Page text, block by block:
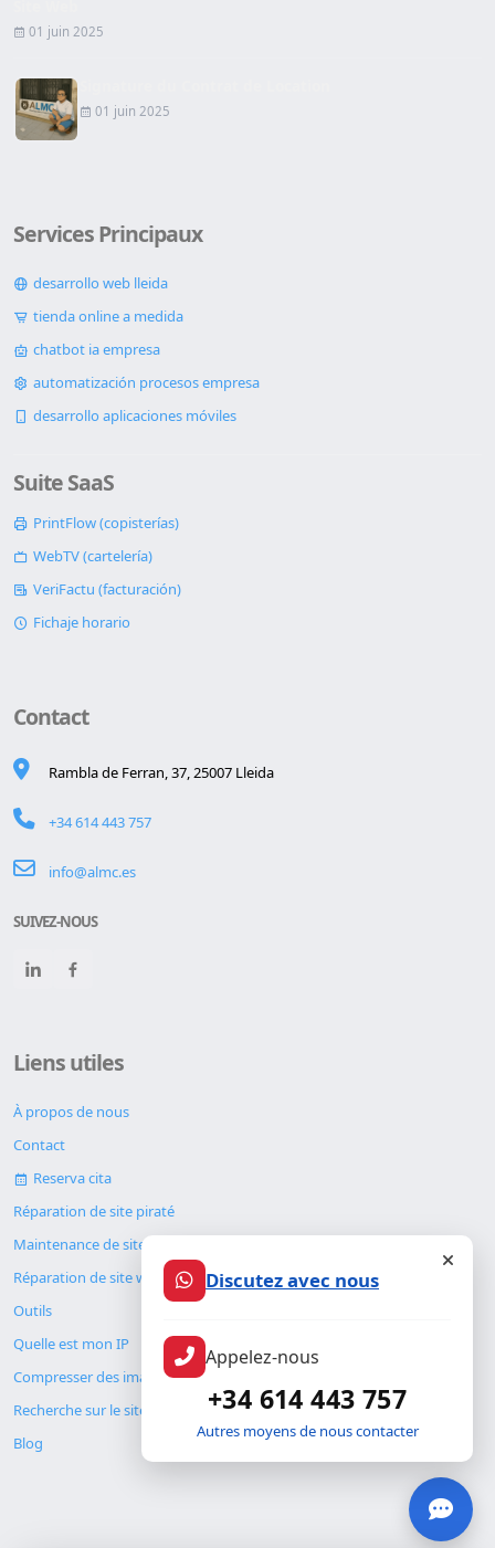
01 juin 2025
01 juin 2025
Services Principaux
desarrollo web lleida
tienda online a medida
chatbot ia empresa
automatización procesos empresa
desarrollo aplicaciones móviles
Suite SaaS
PrintFlow (copisterías)
WebTV (cartelería)
VeriFactu (facturación)
Fichaje horario
Contact
Rambla de Ferran, 37, 25007 Lleida
+34 614 443 757
info@almc.es
SUIVEZ-NOUS
Liens utiles
À propos de nous
Contact
Reserva cita
Réparation de site piraté
Maintenance de site web
Réparation de site web
Outils
Quelle est mon IP
Compresser des images
Recherche sur le site
Blog
Discutez avec nous
Appelez-nous
+34 614 443 757
Autres moyens de nous contacter